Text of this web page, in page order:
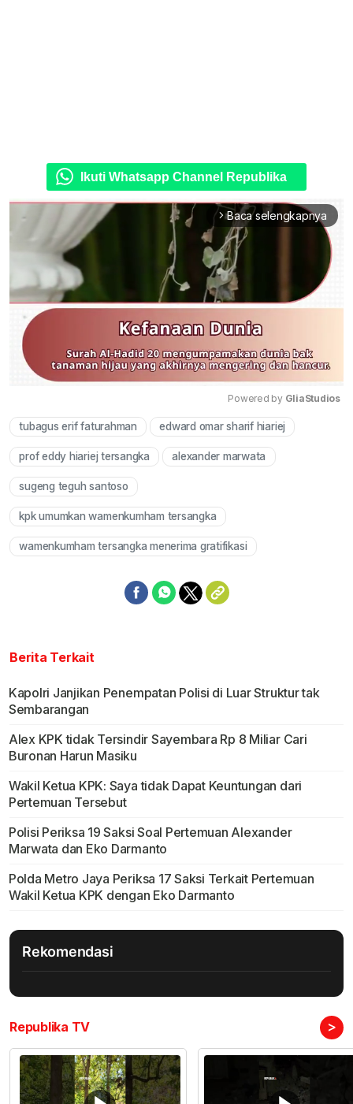
Ikuti Whatsapp Channel Republika
arrow_forward_ios Baca selengkapnya
Mute
Powered by GliaStudios
tubagus erif faturahman edward omar sharif hiariej
prof eddy hiariej tersangka alexander marwata
sugeng teguh santoso
kpk umumkan wamenkumham tersangka
wamenkumham tersangka menerima gratifikasi
Berita Terkait
Kapolri Janjikan Penempatan Polisi di Luar Struktur tak
Sembarangan
Alex KPK tidak Tersindir Sayembara Rp 8 Miliar Cari
Buronan Harun Masiku
Wakil Ketua KPK: Saya tidak Dapat Keuntungan dari
Pertemuan Tersebut
Polisi Periksa 19 Saksi Soal Pertemuan Alexander
Marwata dan Eko Darmanto
Polda Metro Jaya Periksa 17 Saksi Terkait Pertemuan
Wakil Ketua KPK dengan Eko Darmanto
Rekomendasi
Republika TV >